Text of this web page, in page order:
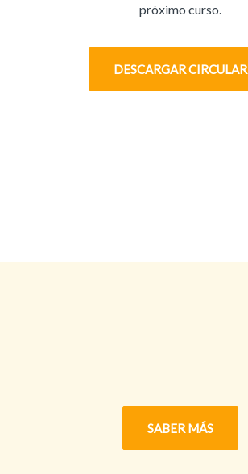
próximo curso.
DESCARGAR CIRCULAR
SABER MÁS